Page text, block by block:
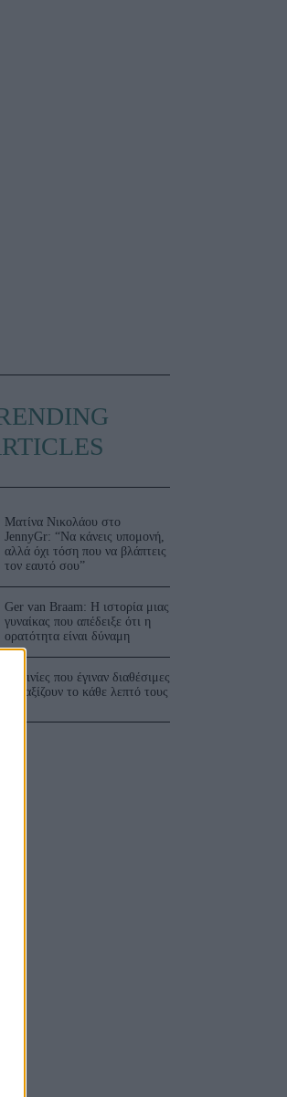
Ματίνα Νικολάου στο
JennyGr: “Να κάνεις υπομονή,
αλλά όχι τόση που να βλάπτεις
τον εαυτό σου”
Ger van Braam: Η ιστορία μιας
γυναίκας που απέδειξε ότι η
ορατότητα είναι δύναμη
3 ταινίες που έγιναν διαθέσιμες
και αξίζουν το κάθε λεπτό τους